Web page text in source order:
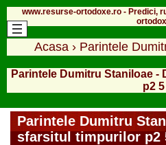
www.resurse-ortodoxe.ro - Predici,
Acasa › Parintele
Parintele Dumitru Staniloae
p2 5
Parintele Dumitru
sfarsitul timpurilor p2